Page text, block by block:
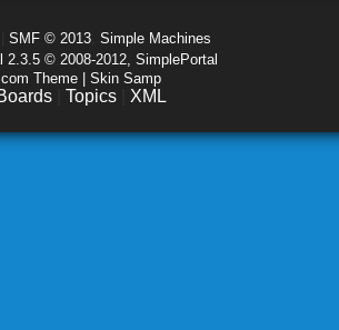
SMF © 2013 Simple Machines
2.3.5 © 2008-2012, SimplePortal
Theme | Skin Samp
Topics XML